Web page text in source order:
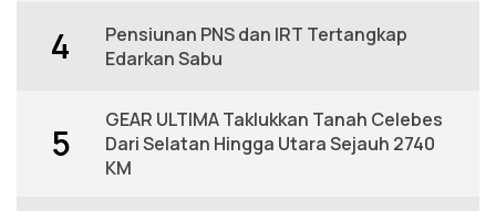
4
Pensiunan PNS dan IRT Tertangkap
Edarkan Sabu
5
GEAR ULTIMA Taklukkan Tanah Celebes
Dari Selatan Hingga Utara Sejauh 2740
KM